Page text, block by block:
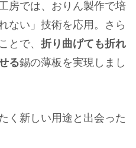
房では、おりん製作で培
ない」技術を応用。さら
とで、 折り曲げても折れ
る錫の薄板を実現しまし
く新しい用途と出会った